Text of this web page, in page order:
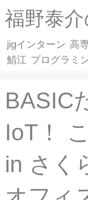
福野泰
jigインターン 高
鯖江 プログラミ
BASIC
IoT！
in さく